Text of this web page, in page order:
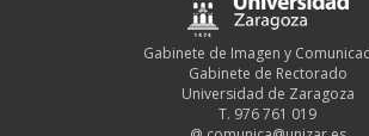
Gabinete de Imagen y
Gabinete de Rectorado
Universidad de Zaragoza
T. 976 761 019